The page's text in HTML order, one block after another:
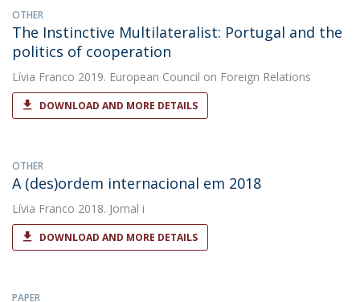
OTHER
The Instinctive Multilateralist: Portugal and the
politics of cooperation
Lívia Franco 2019. European Council on Foreign Relations
DOWNLOAD AND MORE DETAILS
OTHER
A (des)ordem internacional em 2018
Lívia Franco 2018. Jornal i
DOWNLOAD AND MORE DETAILS
PAPER